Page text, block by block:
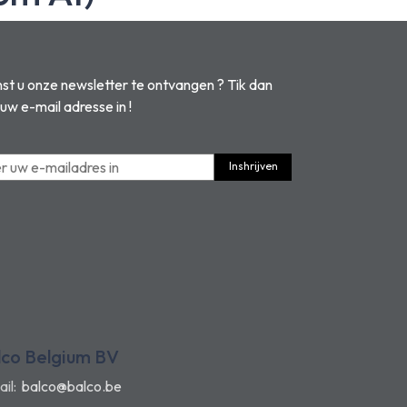
u onze newsletter te ontvangen ? Tik dan
e-mail adresse in !
Inshrijven
Belgium BV
balco@balco.be